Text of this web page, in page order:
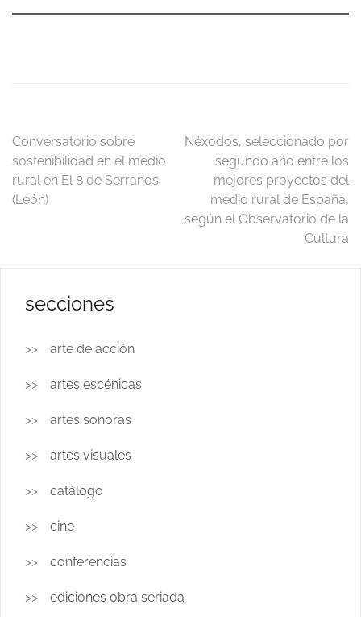
Navegación
de
entradas
Conversatorio sobre
sostenibilidad en el medio
rural en El 8 de Serranos
(León)
Néxodos, seleccionado por
segundo año entre los
mejores proyectos del
medio rural de España,
según el Observatorio de la
Cultura
secciones
arte de acción
artes escénicas
artes sonoras
artes visuales
catálogo
cine
conferencias
ediciones obra seriada